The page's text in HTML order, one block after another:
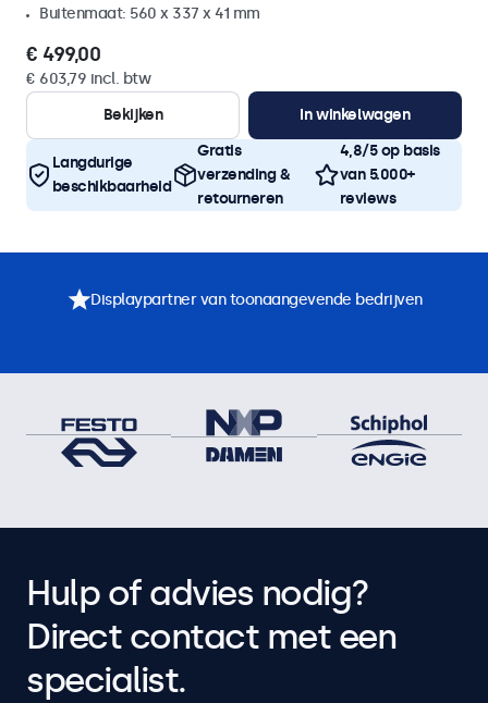
Buitenmaat: 560 x 337 x 41 mm
€ 499,00
€ 603,79 incl. btw
Bekijken
In winkelwagen
Langdurige
beschikbaarheid
Gratis
verzending &
retourneren
4,8/5 op basis
van 5.000+
reviews
Displaypartner van toonaangevende bedrijven
Hulp of advies nodig?
Direct contact met een
specialist.